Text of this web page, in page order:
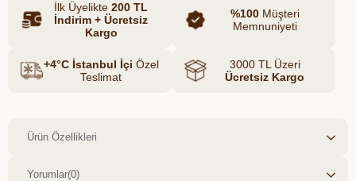
İlk Üyelikte 200 TL
İndirim + Ücretsiz
Kargo
%100Müşteri
Memnuniyeti
+4°C İstanbul İçi Özel
Teslimat
3000 TL Üzeri
Ücretsiz Kargo
Ürün Özellikleri
Yorumlar(0)